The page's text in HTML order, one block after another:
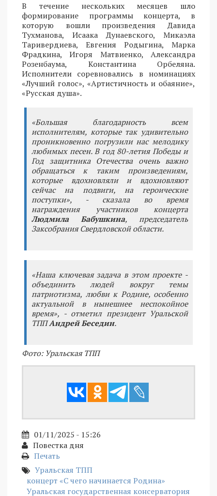
В течение нескольких месяцев шло
формирование программы концерта, в
которую вошли произведения Давида
Тухманова, Исаака Дунаевского, Микаэла
Таривердиева, Евгения Родыгина, Марка
Фрадкина, Игоря Матвиенко, Александра
Розенбаума, Константина Орбеляна.
Исполнители соревновались в номинациях
«Лучший голос», «Артистичность и обаяние»,
«Русская душа».
«Большая благодарность всем
исполнителям, которые так удивительно
проникновенно погрузили нас мелодику
любимых песен. В год 80-летия Победы и
Год защитника Отечества очень важно
обращаться к таким произведениям,
которые вдохновляли и вдохновляют
сейчас на подвиги, на героические
поступки», - сказала во время
награждения участников концерта
Людмила Бабушкина, председатель
Заксобрания Свердловской области.
«Наша ключевая задача в этом проекте -
объединить людей вокруг темы
патриотизма, любви к Родине, особенно
актуальной в нынешнее неспокойное
время», - отметил президент Уральской
ТППАндрей Беседин.
Фото: Уральская ТПП
01/11/2025 - 15:26
Повестка дня
Печать
Уральская ТПП
концерт «С чего начинается Родина»
Уральская государственная консерватория